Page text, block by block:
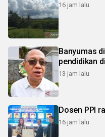
16 jam lalu
Banyumas
pendidikan
13 jam lalu
Dosen PPI
16 jam lalu